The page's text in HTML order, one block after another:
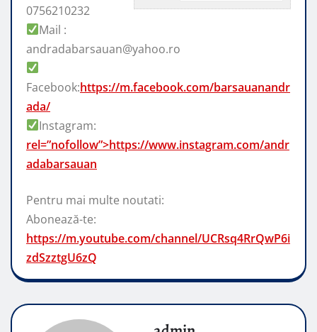
0756210232
Mail :
andradabarsauan@yahoo.ro
Facebook:https://m.facebook.com/barsauanandr
ada/
Instagram:
rel=”nofollow”>https://www.instagram.com/andr
adabarsauan
Pentru mai multe noutati:
Abonează-te:
https://m.youtube.com/channel/UCRsq4RrQwP6i
zdSzztgU6zQ